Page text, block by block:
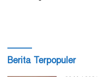
Berita Terpopuler